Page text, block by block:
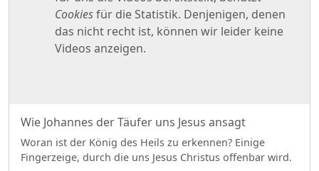
Wie Johannes der Täufer uns Jesus ansagt
Woran ist der König des Heils zu erkennen? Einige
Fingerzeige, durch die uns Jesus Christus offenbar wird.